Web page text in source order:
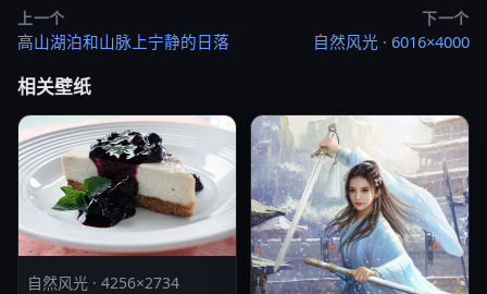
上一个
高山湖泊和山脉上宁静的日落
下一个
自然风光 · 6016×4000
相关壁纸
自然风光 · 4256×2734